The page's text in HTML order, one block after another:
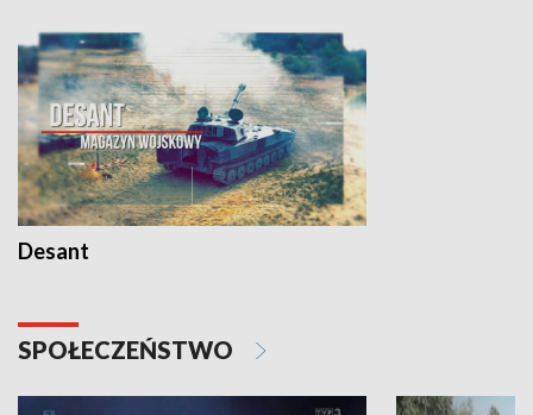
Desant
SPOŁECZEŃSTWO